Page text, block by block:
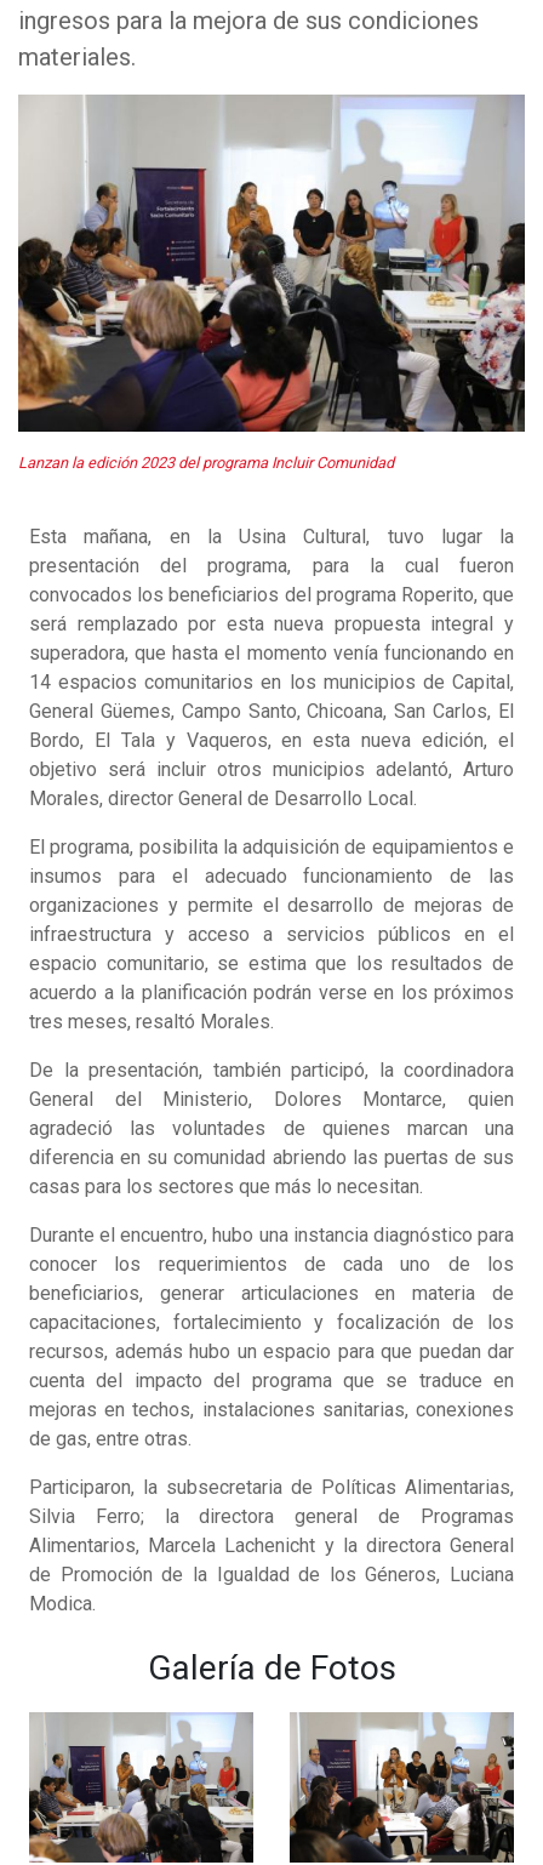
ingresos para la mejora de sus condiciones
materiales.
Lanzan la edición 2023 del programa Incluir Comunidad
Esta mañana, en la Usina Cultural, tuvo lugar la
presentación del programa, para la cual fueron
convocados los beneficiarios del programa Roperito, que
será remplazado por esta nueva propuesta integral y
superadora, que hasta el momento venía funcionando en
14 espacios comunitarios en los municipios de Capital,
General Güemes, Campo Santo, Chicoana, San Carlos, El
Bordo, El Tala y Vaqueros, en esta nueva edición, el
objetivo será incluir otros municipios adelantó, Arturo
Morales, director General de Desarrollo Local.
El programa, posibilita la adquisición de equipamientos e
insumos para el adecuado funcionamiento de las
organizaciones y permite el desarrollo de mejoras de
infraestructura y acceso a servicios públicos en el
espacio comunitario, se estima que los resultados de
acuerdo a la planificación podrán verse en los próximos
tres meses, resaltó Morales.
De la presentación, también participó, la coordinadora
General del Ministerio, Dolores Montarce, quien
agradeció las voluntades de quienes marcan una
diferencia en su comunidad abriendo las puertas de sus
casas para los sectores que más lo necesitan.
Durante el encuentro, hubo una instancia diagnóstico para
conocer los requerimientos de cada uno de los
beneficiarios, generar articulaciones en materia de
capacitaciones, fortalecimiento y focalización de los
recursos, además hubo un espacio para que puedan dar
cuenta del impacto del programa que se traduce en
mejoras en techos, instalaciones sanitarias, conexiones
de gas, entre otras.
Participaron, la subsecretaria de Políticas Alimentarias,
Silvia Ferro; la directora general de Programas
Alimentarios, Marcela Lachenicht y la directora General
de Promoción de la Igualdad de los Géneros, Luciana
Modica.
Galería de Fotos